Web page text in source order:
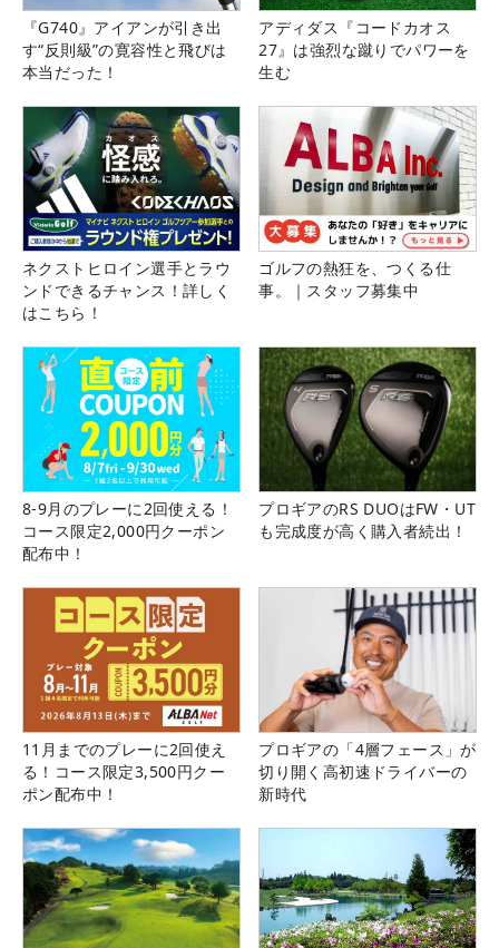
『G740』アイアンが引き出
す“反則級”の寛容性と飛びは
本当だった！
アディダス『コードカオス
27』は強烈な蹴りでパワーを
生む
ネクストヒロイン選手とラウ
ンドできるチャンス！詳しく
はこちら！
ゴルフの熱狂を、つくる仕
事。｜スタッフ募集中
8-9月のプレーに2回使える！
コース限定2,000円クーポン
配布中！
プロギアのRS DUOはFW・UT
も完成度が高く購入者続出！
11月までのプレーに2回使え
る！コース限定3,500円クー
ポン配布中！
プロギアの「4層フェース」が
切り開く高初速ドライバーの
新時代